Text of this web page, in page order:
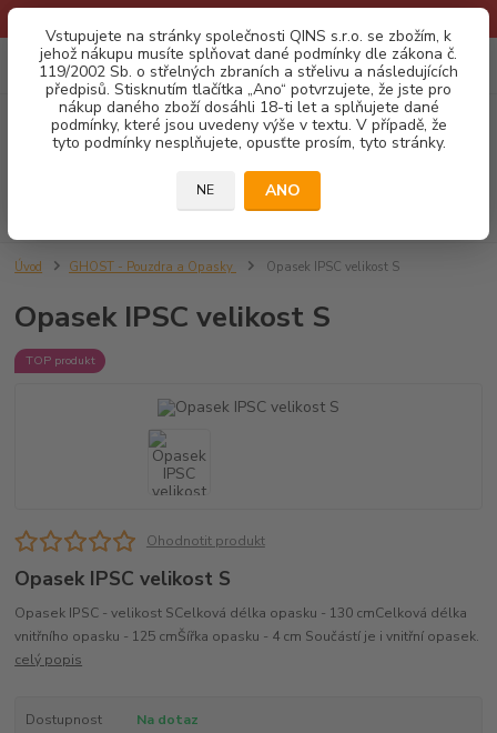
Vstupujete na stránky společnosti QINS s.r.o. se zbožím, k
jehož nákupu musíte splňovat dané podmínky dle zákona č.
119/2002 Sb. o střelných zbraních a střelivu a následujících
předpisů. Stisknutím tlačítka „Ano“ potvrzujete, že jste pro
nákup daného zboží dosáhli 18-ti let a splňujete dané
podmínky, které jsou uvedeny výše v textu. V případě, že
tyto podmínky nesplňujete, opusťte prosím, tyto stránky.
NE ANO
Menu
CZK 0
za0,00 Kč
Úvod GHOST - Pouzdra a Opasky Opasek IPSC velikost S
Opasek IPSC velikost S
TOP produkt
Ohodnotit produkt
Opasek IPSC velikost S
Opasek IPSC - velikost SCelková délka opasku - 130 cmCelková délka
vnitřního opasku - 125 cmŠířka opasku - 4 cm Součástí je i vnitřní opasek.
celý popis
Dostupnost
Na dotaz